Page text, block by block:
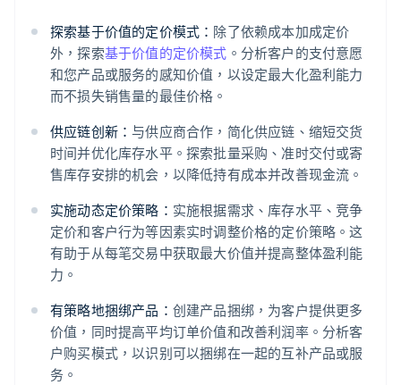
探索基于价值的定价模式： 除了依赖成本加成定价
外，探索基于价值的定价模式 。分析客户的支付意愿
和您产品或服务的感知价值，以设定最大化盈利能力
而不损失销售量的最佳价格。
供应链创新：与供应商合作，简化供应链、缩短交货
时间并优化库存水平。探索批量采购、准时交付或寄
售库存安排的机会，以降低持有成本并改善现金流。
实施动态定价策略： 实施根据需求、库存水平、竞争
定价和客户行为等因素实时调整价格的定价策略。这
有助于从每笔交易中获取最大价值并提高整体盈利能
力。
有策略地捆绑产品： 创建产品捆绑，为客户提供更多
价值，同时提高平均订单价值和改善利润率。分析客
户购买模式，以识别可以捆绑在一起的互补产品或服
务。